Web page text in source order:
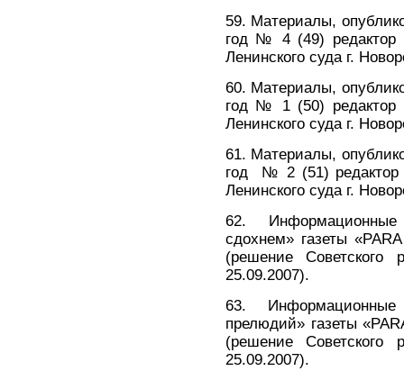
59. Материалы,
год № 4 (49) редактор
Ленинского суда г.
60. Материалы,
год № 1 (50) редактор
Ленинского суда г.
61. Материалы,
год № 2 (51) редактор
Ленинского суда г.
62.
сдохнем» газеты
(решение Советского
25.09.2007).
63.
прелюдий» газеты
(решение Советского
25.09.2007).